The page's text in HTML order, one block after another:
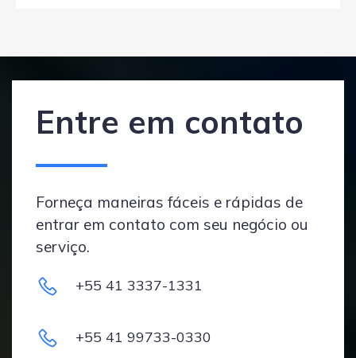
Entre em contato
Forneça maneiras fáceis e rápidas de
entrar em contato com seu negócio ou
serviço.
+55 41 3337-1331
+55 41 99733-0330